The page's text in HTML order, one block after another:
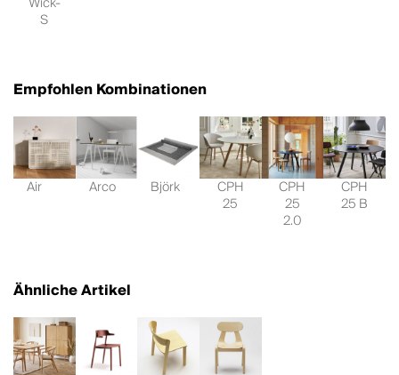
S
Empfohlen Kombinationen
Air Arco Björk CPH
25
CPH
25
2.0
CPH
25 B
Ähnliche Artikel